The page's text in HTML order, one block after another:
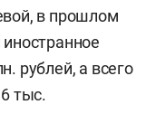
в прошлом
рублей, а всего
тыс.